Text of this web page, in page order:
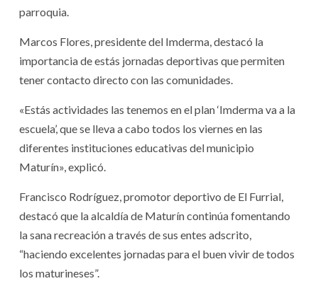
parroquia.
Marcos Flores, presidente del Imderma, destacó la
importancia de estás jornadas deportivas que permiten
tener contacto directo con las comunidades.
«Estás actividades las tenemos en el plan ‘Imderma va a la
escuela’, que se lleva a cabo todos los viernes en las
diferentes instituciones educativas del municipio
Maturín», explicó.
Francisco Rodríguez, promotor deportivo de El Furrial,
destacó que la alcaldía de Maturín continúa fomentando
la sana recreación a través de sus entes adscrito,
“haciendo excelentes jornadas para el buen vivir de todos
los maturineses”.